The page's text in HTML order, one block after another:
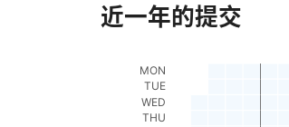
近一年的提交